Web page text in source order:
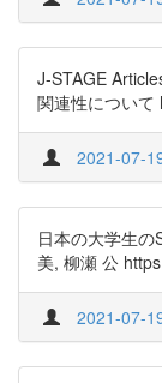
J-STAGE
関連性につい
2021-07-
日本の大学生
美, 柳瀬 公
2021-07-